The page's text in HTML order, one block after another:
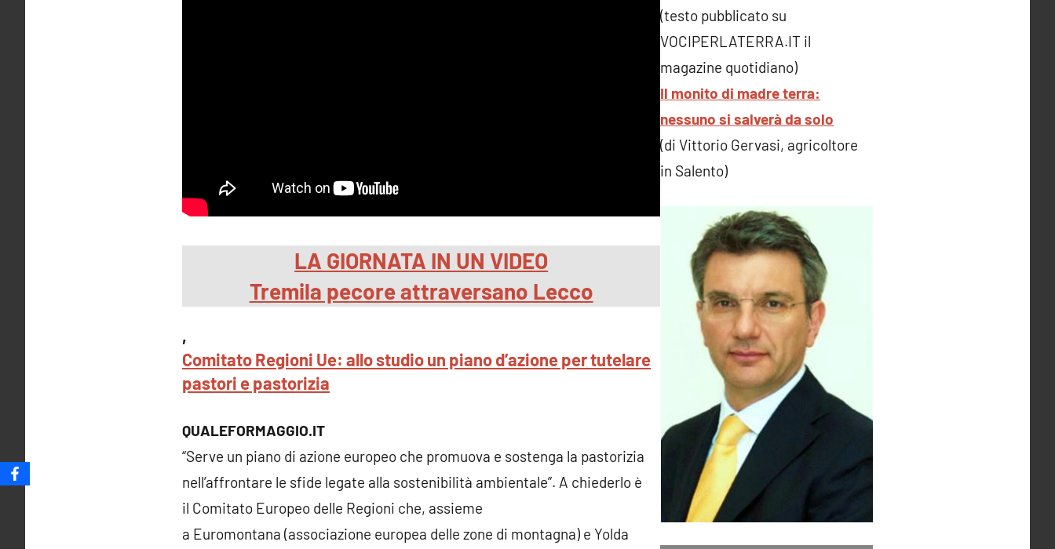
LA GIORNATA IN UN VIDEO
Tremila pecore attraversano Lecco
,
Comitato Regioni Ue: allo studio un piano d’azione per tutelare
pastori e pastorizia
QUALEFORMAGGIO.IT
“Serve un piano di azione europeo che promuova e sostenga la pastorizia
nell’affrontare le sfide legate alla sostenibilità ambientale”. A chiederlo è
il Comitato Europeo delle Regioni che, assieme
a Euromontana (associazione europea delle zone di montagna) e Yolda
(testo pubblicato su
VOCIPERLATERRA.IT il
magazine quotidiano)
Il monito di madre terra:
nessuno si salverà da solo
(di Vittorio Gervasi, agricoltore
in Salento)